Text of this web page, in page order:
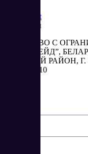
Market
Реквизиты
ОБЩЕСТВО С
“АБЕСТРЕЙД”,
МИНСКИЙ РАЙОН,
2, КОМ. 310